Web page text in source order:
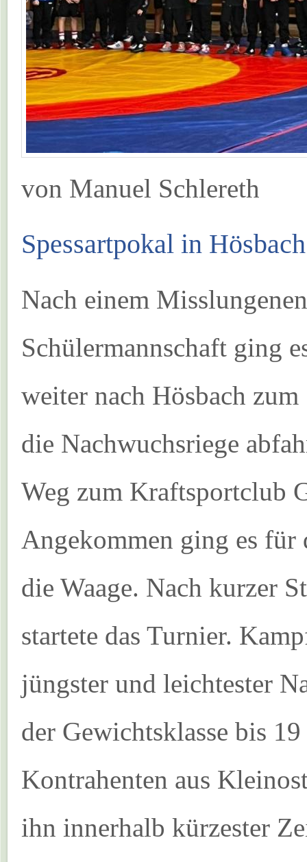
von Manuel Schlereth
Spessartpokal in Hösbach
Nach einem
Schülermannschaft ging
weiter nach Hösbach
die Nachwuchsriege
Weg zum Kraftsportclub
Angekommen ging es
die Waage. Nach kurzer
startete das Turnier.
jüngster und leichtester
der Gewichtsklasse bis
Kontrahenten aus
ihn innerhalb kürzester